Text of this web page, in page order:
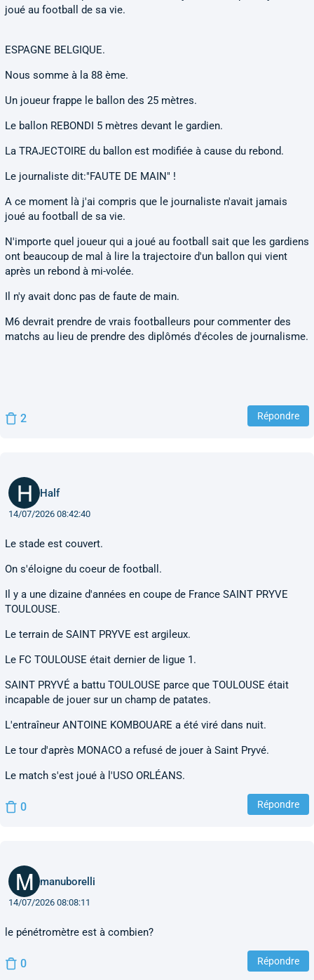
joué au football de sa vie.
ESPAGNE BELGIQUE.
Nous somme à la 88 ème.
Un joueur frappe le ballon des 25 mètres.
Le ballon REBONDI 5 mètres devant le gardien.
La TRAJECTOIRE du ballon est modifiée à cause du rebond.
Le journaliste dit:"FAUTE DE MAIN" !
A ce moment là j'ai compris que le journaliste n'avait jamais
joué au football de sa vie.
N'importe quel joueur qui a joué au football sait que les gardiens
ont beaucoup de mal à lire la trajectoire d'un ballon qui vient
après un rebond à mi-volée.
Il n'y avait donc pas de faute de main.
M6 devrait prendre de vrais footballeurs pour commenter des
matchs au lieu de prendre des diplômés d'écoles de journalisme.
2 Répondre
Half
14/07/2026 08:42:40
Le stade est couvert.
On s'éloigne du coeur de football.
Il y a une dizaine d'années en coupe de France SAINT PRYVE
TOULOUSE.
Le terrain de SAINT PRYVE est argileux.
Le FC TOULOUSE était dernier de ligue 1.
SAINT PRYVÉ a battu TOULOUSE parce que TOULOUSE était
incapable de jouer sur un champ de patates.
L'entraîneur ANTOINE KOMBOUARE a été viré dans nuit.
Le tour d'après MONACO a refusé de jouer à Saint Pryvé.
Le match s'est joué à l'USO ORLÉANS.
0 Répondre
manuborelli
14/07/2026 08:08:11
le pénétromètre est à combien?
0 Répondre